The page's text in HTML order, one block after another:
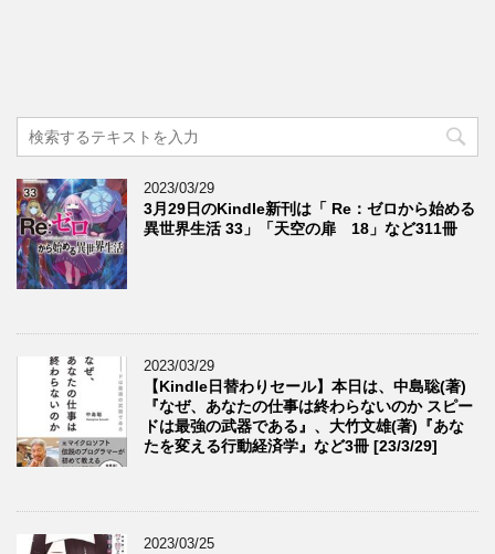
2023/03/29
3月29日のKindle新刊は「 Re：ゼロから始める
異世界生活 33」「天空の扉 18」など311冊
2023/03/29
【Kindle日替わりセール】本日は、中島聡(著)
『なぜ、あなたの仕事は終わらないのか スピー
ドは最強の武器である』、大竹文雄(著)『あな
たを変える行動経済学』など3冊 [23/3/29]
2023/03/25